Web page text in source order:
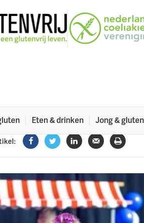
Eten & drinken Jong &
Facebook
TwitterLinkedInVerzenden
Printen